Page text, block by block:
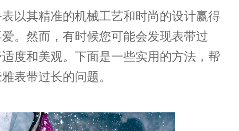
其精准的机械工艺和时尚的设计赢得
。然而，有时候您可能会发现表带过
度和美观。下面是一些实用的方法，帮
表带过长的问题。